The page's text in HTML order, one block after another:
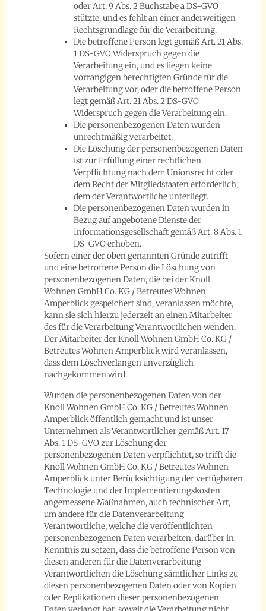
oder Art. 9 Abs. 2 Buchstabe a DS-GVO
stützte, und es fehlt an einer anderweitigen
Rechtsgrundlage für die Verarbeitung.
Die betroffene Person legt gemäß Art. 21 Abs.
1 DS-GVO Widerspruch gegen die
Verarbeitung ein, und es liegen keine
vorrangigen berechtigten Gründe für die
Verarbeitung vor, oder die betroffene Person
legt gemäß Art. 21 Abs. 2 DS-GVO
Widerspruch gegen die Verarbeitung ein.
Die personenbezogenen Daten wurden
unrechtmäßig verarbeitet.
Die Löschung der personenbezogenen Daten
ist zur Erfüllung einer rechtlichen
Verpflichtung nach dem Unionsrecht oder
dem Recht der Mitgliedstaaten erforderlich,
dem der Verantwortliche unterliegt.
Die personenbezogenen Daten wurden in
Bezug auf angebotene Dienste der
Informationsgesellschaft gemäß Art. 8 Abs. 1
DS-GVO erhoben.
Sofern einer der oben genannten Gründe zutrifft
und eine betroffene Person die Löschung von
personenbezogenen Daten, die bei der Knoll
Wohnen GmbH Co. KG / Betreutes Wohnen
Amperblick gespeichert sind, veranlassen möchte,
kann sie sich hierzu jederzeit an einen Mitarbeiter
des für die Verarbeitung Verantwortlichen wenden.
Der Mitarbeiter der Knoll Wohnen GmbH Co. KG /
Betreutes Wohnen Amperblick wird veranlassen,
dass dem Löschverlangen unverzüglich
nachgekommen wird.
Wurden die personenbezogenen Daten von der
Knoll Wohnen GmbH Co. KG / Betreutes Wohnen
Amperblick öffentlich gemacht und ist unser
Unternehmen als Verantwortlicher gemäß Art. 17
Abs. 1 DS-GVO zur Löschung der
personenbezogenen Daten verpflichtet, so trifft die
Knoll Wohnen GmbH Co. KG / Betreutes Wohnen
Amperblick unter Berücksichtigung der verfügbaren
Technologie und der Implementierungskosten
angemessene Maßnahmen, auch technischer Art,
um andere für die Datenverarbeitung
Verantwortliche, welche die veröffentlichten
personenbezogenen Daten verarbeiten, darüber in
Kenntnis zu setzen, dass die betroffene Person von
diesen anderen für die Datenverarbeitung
Verantwortlichen die Löschung sämtlicher Links zu
diesen personenbezogenen Daten oder von Kopien
oder Replikationen dieser personenbezogenen